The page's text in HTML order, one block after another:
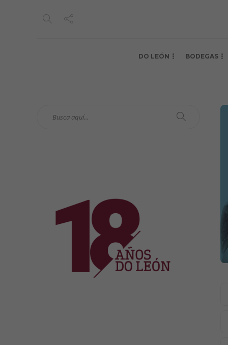
DO LEÓN BODEGAS